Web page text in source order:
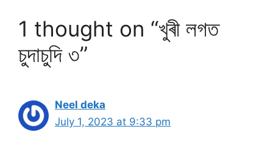
1 thought on “খুৰী লগত
চুদাচুদি ৩”
Neel deka
July 1, 2023 at 9:33 pm